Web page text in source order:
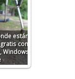
están
con
Windows